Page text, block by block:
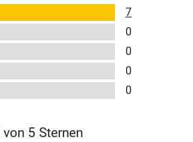
7
0
0
0
0
von 5 Sternen